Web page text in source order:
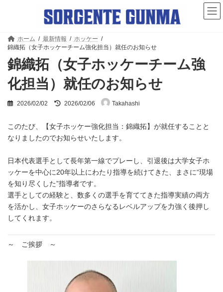
ホーム 最新情報
ホッケー
錦織拓（女子ホッケーチーム強化担当）就任のお知らせ
錦織拓（女子ホッケーチーム強
化担当）就任のお知らせ
2026/02/02
最
新
日
時
2026/02/06 Takahashi
このたび、【女子ホッケー強化担当：錦織拓】が就任することと
なりましたのでお知らせいたします。
日本代表選手として長年第一線でプレーし、引退後は大学女子ホ
ッケーを中心に20年以上にわたり指導を続けてきた、まさに“現場
を知り尽くした”指導者です。
選手としての経験と、数多くの選手を育ててきた指導実績の両方
を活かし、女子ホッケーのさらなるレベルアップを力強く後押し
してくれます。
～ ご挨拶 ～